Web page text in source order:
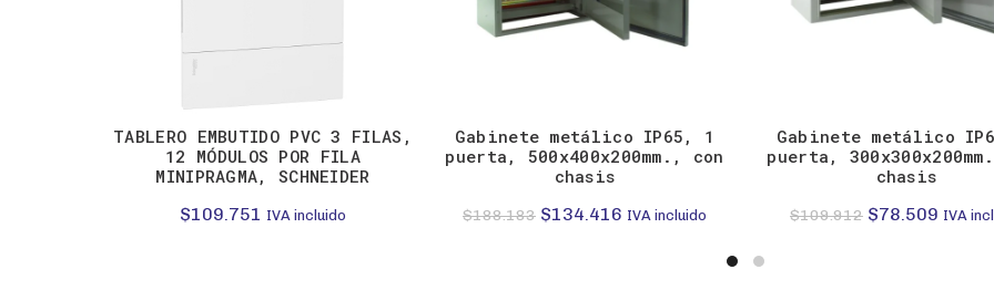
TABLERO EMBUTIDO PVC 3 FILAS,
12 MÓDULOS POR FILA
MINIPRAGMA, SCHNEIDER
$109.751 IVA incluido
Gabinete metálico IP65, 1
puerta, 500x400x200mm., con
chasis
$188.183 El
$134.416 El
IVA incluido
Gabinete metálico
puerta,
chasis
$109.912 El
$78.509 El
IVA